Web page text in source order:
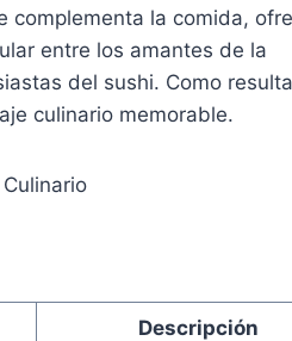
complementa la comida,
entre los amantes de la
del sushi. Como
culinario memorable.
Descripción